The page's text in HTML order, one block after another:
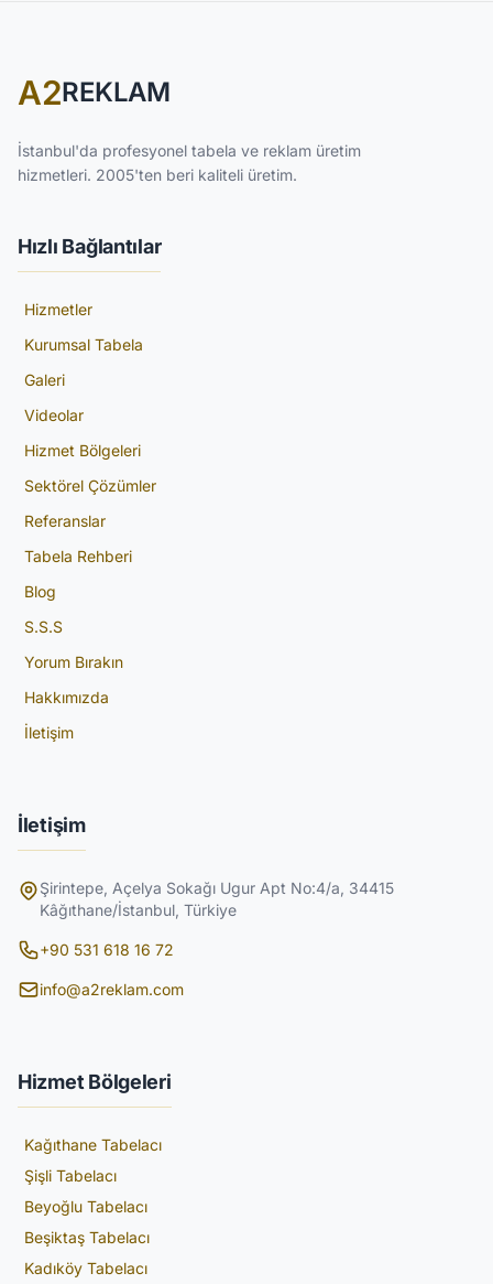
A2REKLAM
İstanbul'da profesyonel tabela ve reklam üretim
hizmetleri. 2005'ten beri kaliteli üretim.
Hızlı Bağlantılar
Hizmetler
Kurumsal Tabela
Galeri
Videolar
Hizmet Bölgeleri
Sektörel Çözümler
Referanslar
Tabela Rehberi
Blog
S.S.S
Yorum Bırakın
Hakkımızda
İletişim
İletişim
Şirintepe, Açelya Sokağı Ugur Apt No:4/a, 34415
Kâğıthane/İstanbul, Türkiye
+90 531 618 16 72
info@a2reklam.com
Hizmet Bölgeleri
Kağıthane Tabelacı
Şişli Tabelacı
Beyoğlu Tabelacı
Beşiktaş Tabelacı
Kadıköy Tabelacı